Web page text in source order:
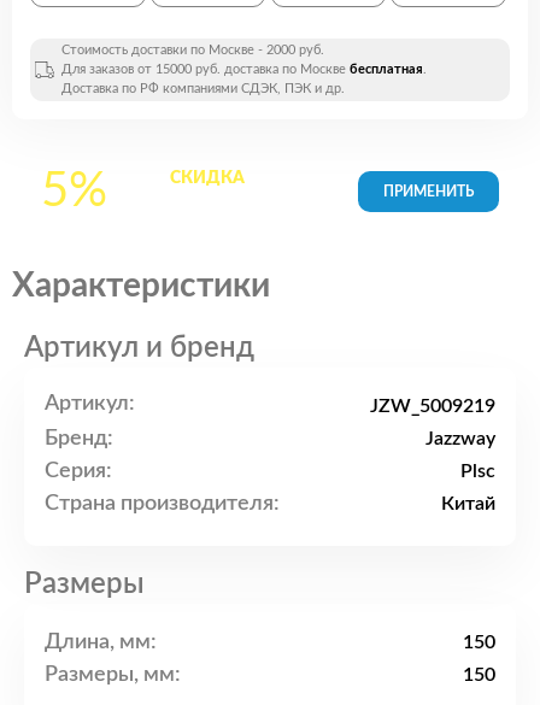
Стоимость доставки по Москве - 2000 руб.
Для заказов от 15000 руб. доставка по Москве бесплатная.
Доставка по РФ компаниями СДЭК, ПЭК и др.
5% СКИДКАна все
Характеристики
Артикул и бренд
Артикул: JZW_5009219
Бренд: Jazzway
Серия: Plsc
Страна производителя: Китай
Размеры
Длина, мм: 150
Размеры, мм: 150